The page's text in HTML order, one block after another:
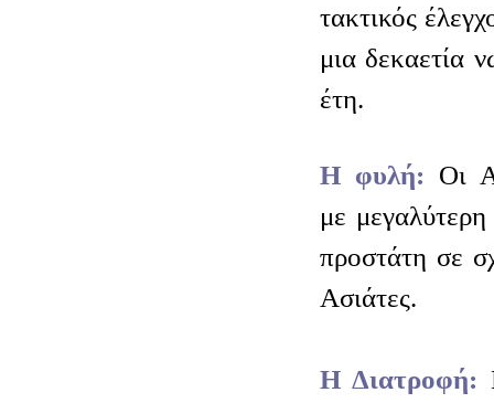
τακτικός
μια δεκαετία
έτη.
Η φυλή: Οι
με
προστάτη σε
Ασιάτες.
Η Διατροφή: